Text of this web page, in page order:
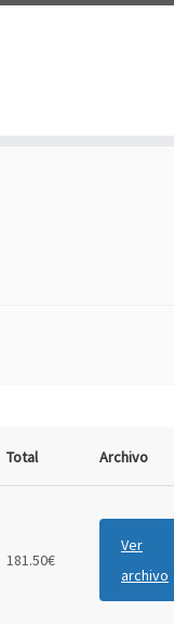
Total Archivo
181.50€
Ver
archivo